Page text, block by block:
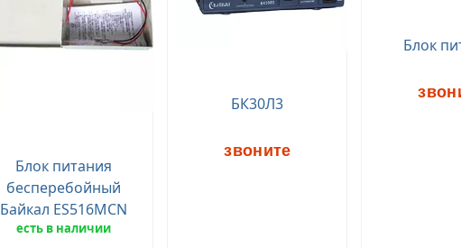
Блок питания
бесперебойный
Байкал ES516MCN
есть в наличии
БК30Л3
звоните
Блок